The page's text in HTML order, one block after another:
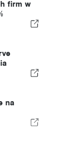
firm w
na